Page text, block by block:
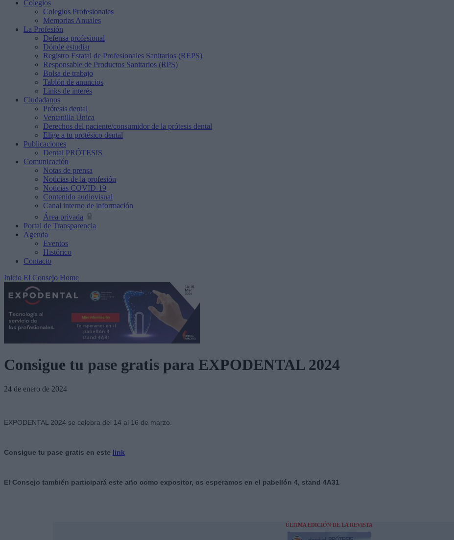
Colegios
Colegios Profesionales
Memorias Anuales
La Profesión
Defensa profesional
Dónde estudiar
Registro Estatal de Profesionales Sanitarios (REPS)
Responsable de Productos Sanitarios (RPS)
Bolsa de trabajo
Tablón de anuncios
Links de interés
Ciudadanos
Prótesis dental
Ventanilla Única
Derechos del paciente/consumidor de la prótesis dental
Elige a tu protésico dental
Publicaciones
Dental PRÓTESIS
Comunicación
Notas de prensa
Noticias de la profesión
Noticias COVID-19
Contenido audiovisual
Canal interno de información
Área privada
Portal de Transparencia
Agenda
Eventos
Histórico
Contacto
Inicio El Consejo Home
Consigue tu pase gratis para EXPODENTAL 2024
24 de enero de 2024
EXPODENTAL 2024 se celebra del 14 al 16 de marzo.
Consigue tu pase gratis en este link
El Consejo también participará este año como expositor, os esperamos en el pabellón 4, stand 4A31
ÚLTIMA EDICIÓN DE LA REVISTA